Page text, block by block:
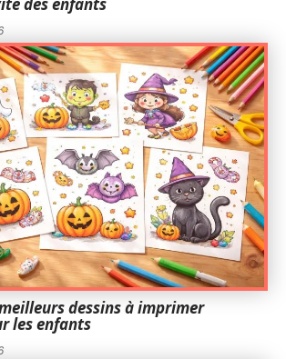
dessins à imprimer
les enfants